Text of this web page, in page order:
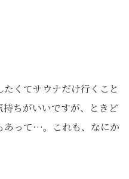
たくてサウナだけ行くこと
ちがいいですが、ときど
あって…。これも、なにか